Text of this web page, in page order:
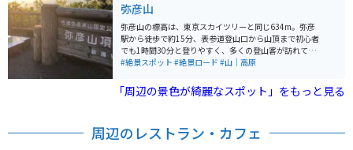
は約660年前の1363年に、3000日にも及ぶ厳しい修行
を終えて「御入定」されました。西生寺は、その歴史的
かつ文化的な重要性から、多くの参拝者にとって特別な
意味を持つ場所となっています。 ツーリングしにくいと
ころにあるのですが、その分穴場スポットとなってお
初心者にオススメな場所です。景色がきれいで、紅葉も
楽しめます。冬はかなり寒いので、秋の早めに行くのが
弥彦山
弥彦山の標高は、東京スカイツリーと同じ634m。弥彦
駅から徒歩で約15分、表参道登山口から山頂まで初心者
でも1時間30分と登りやすく、多くの登山客が訪れてい
ます。 弥彦山ロープウェーや、ドライブコースの弥彦山
とも人気の理由です。山道はきれいに整備されており、
比較的歩きやすいので、登山デビューにもオススメで
ストランや高さ100mの回転昇降展望塔「パノラマタワ
#絶景スポット #絶景ロード #山｜高原
「周辺の景色が綺麗なスポット」をもっと見る
周辺のレストラン・カフェ